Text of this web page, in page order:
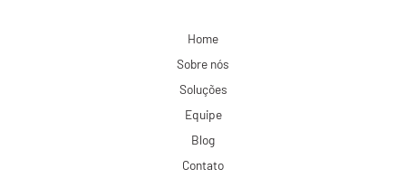
Home
Sobre nós
Soluções
Equipe
Blog
Contato